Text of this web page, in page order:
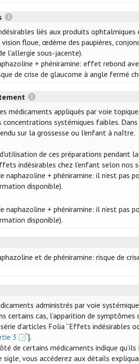
liés aux produits ophtalmiques
vision floue, œdème des paupières,
l’allergie sous-jacente).
+ phéniramine: effet rebond
de crise de glaucome à angle fermé
médicaments appliqués par voie
concentrations systémiques faibles.
sur la grossesse ou l'enfant à naître.
de ces préparations pendant
indésirables chez l’enfant selon nos
naphazoline + phéniramine: il n’est pas
disponible).
naphazoline + phéniramine: il n’est pas
disponible).
et de phéniramine: risque de
administrés par voie
certains cas, l’apparition de
d’articles Folia “Effets indésirables
3
].
de certains médicaments indique
sigle, vous accéderez aux détails